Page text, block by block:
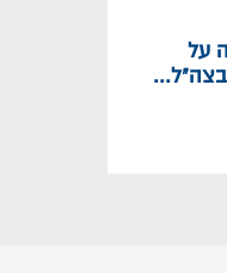
על
בצה"ל...